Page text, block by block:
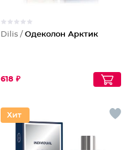
Dilis / Одеколон Арктик
618 ₽